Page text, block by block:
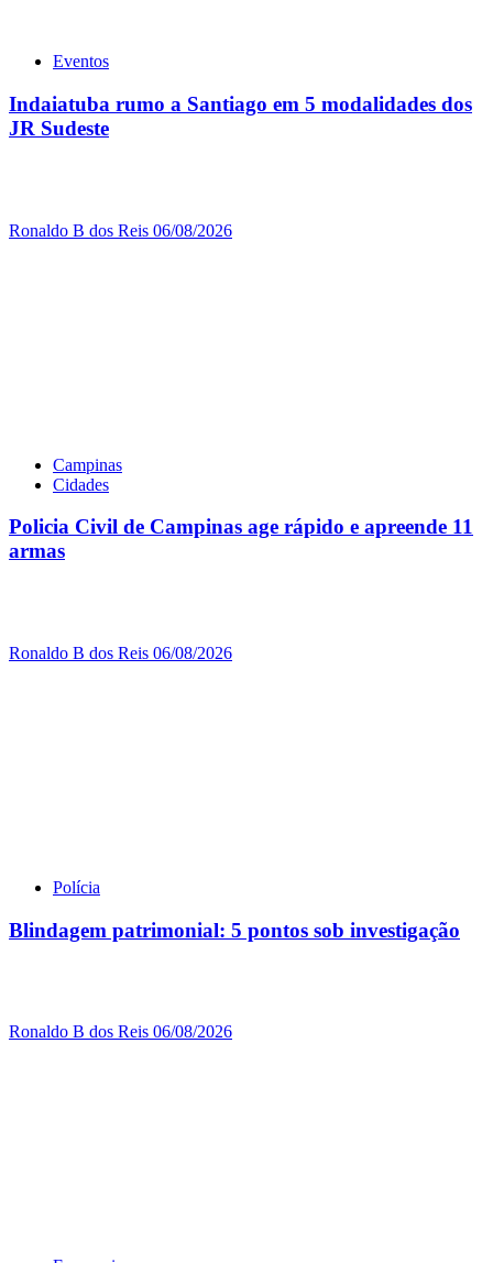
Eventos
Indaiatuba rumo a Santiago em 5 modalidades dos
JR Sudeste
Ronaldo B dos Reis 06/08/2026
Campinas
Cidades
Policia Civil de Campinas age rápido e apreende 11
armas
Ronaldo B dos Reis 06/08/2026
Polícia
Blindagem patrimonial: 5 pontos sob investigação
Ronaldo B dos Reis 06/08/2026